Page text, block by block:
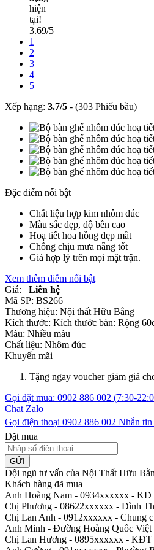
hiện
tại!
3.69/5
1
2
3
4
5
Xếp hạng: 3.7/5 - (303 Phiếu bầu)
Đặc điểm nổi bật
Chất liệu hợp kim nhôm đúc
Màu sắc đẹp, độ bền cao
Hoạ tiết hoa hồng đẹp mắt
Chống chịu mưa nắng tốt
Giá hợp lý trên mọi mặt trận.
Xem thêm điểm nổi bật
Giá:
Liên hệ
Mã SP: BS266
Thương hiệu: Nội thất Hữu Bằng
Kích thước: Kích thước bàn: Rộng
Màu: Nhiều màu
Chất liệu: Nhôm đúc
Khuyến mãi
Tặng ngay voucher giảm giá
Gọi đặt mua: 0902 886 002 (7:30-
Chat Zalo
Gọi điện thoại 0902 886 002 Nhắn tin
Đặt mua
GỬI
Đội ngũ tư vấn của Nội Thất Hữu
Khách hàng đã mua
Anh Hoàng Nam - 0934xxxxxx -
Chị Phương - 08622xxxxxx - Đình
Chị Lan Anh - 0912xxxxxx - Chung
Anh Minh - Đường Hoàng Quốc
Chị Lan Hương - 0895xxxxxx - KĐT